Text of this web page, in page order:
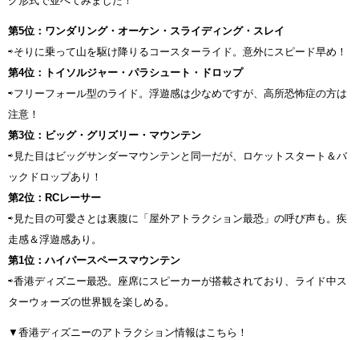
第5位：ワンダリング・オーケン・スライディング・スレイ
⇨そりに乗って山を駆け降りるコースターライド。意外にスピード早め！
第4位：トイソルジャー・パラシュート・ドロップ
⇨フリーフォール型のライド。浮遊感は少なめですが、高所恐怖症の方は
注意！
第3位：ビッグ・グリズリー・マウンテン
⇨見た目はビッグサンダーマウンテンと同一だが、ロケットスタート＆バ
ックドロップあり！
第2位：RCレーサー
⇨見た目の可愛さとは裏腹に「屋外アトラクション最恐」の呼び声も。疾
走感＆浮遊感あり。
第1位：ハイパースペースマウンテン
⇨香港ディズニー最恐。座席にスピーカーが搭載されており、ライド中ス
ターウォーズの世界観を楽しめる。
▼香港ディズニーのアトラクション情報はこちら！